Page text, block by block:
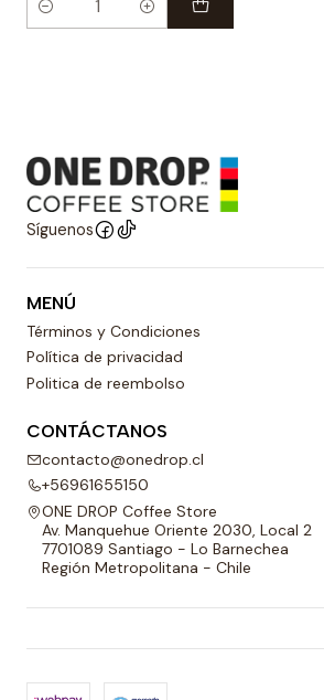
Cantidad
Síguenos
MENÚ
Términos y Condiciones
Política de privacidad
Politica de reembolso
CONTÁCTANOS
contacto@onedrop.cl
+56961655150
ONE DROP Coffee Store
Av. Manquehue Oriente 2030, Local 2
7701089 Santiago - Lo Barnechea
Región Metropolitana - Chile